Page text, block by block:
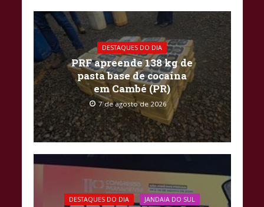
DESTAQUES DO DIA
PRF apreende 138 kg de
pasta base de cocaína
em Cambé (PR)
7 de agosto de 2026
DESTAQUES DO DIA JANDAIA DO SUL